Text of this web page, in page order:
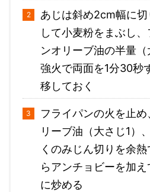
あじは斜め2cm幅に切
して小麦粉をまぶし
ンオリーブ油の半量（
強火で両面を1分30秒
移しておく
フライパンの火を止
リーブ油（大さじ1）
くのみじん切りを余
らアンチョビーを加
に炒める